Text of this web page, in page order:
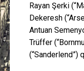
Rayan Şerki
Dekeresh
Antuan
Trüffer
(“Sanderlend”)